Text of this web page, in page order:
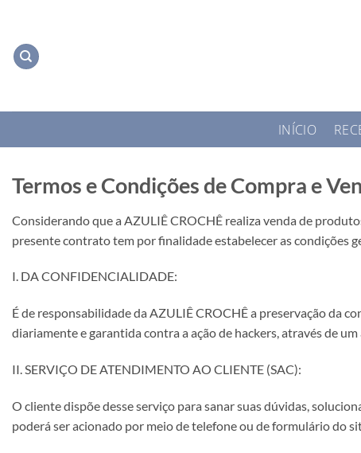
content
INÍCIO
Termos e Condições de Compra e
Considerando que a AZULIÊ CROCHÊ realiza venda de
presente contrato tem por finalidade estabelecer as condições
I. DA CONFIDENCIALIDADE:
É de responsabilidade da AZULIÊ CROCHÊ a preservação da
diariamente e garantida contra a ação de hackers, através de
II. SERVIÇO DE ATENDIMENTO AO CLIENTE (SAC):
O cliente dispõe desse serviço para sanar suas dúvidas,
poderá ser acionado por meio de telefone ou de formulário do